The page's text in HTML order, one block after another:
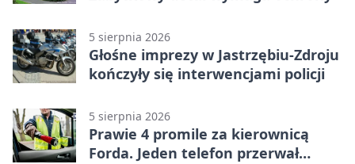
5 sierpnia 2026
Głośne imprezy w Jastrzębiu-Zdroju
kończyły się interwencjami policji
5 sierpnia 2026
Prawie 4 promile za kierownicą
Forda. Jeden telefon przerwał